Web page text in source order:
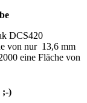
DCS420
von nur 13,6 mm
eine Fläche von
;-)